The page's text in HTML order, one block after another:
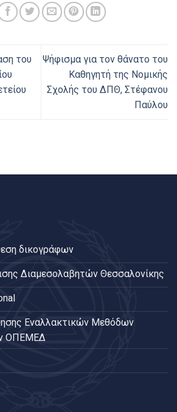
του
Ψήφισμα για τον θάνατο του
Καθηγητή της Νομικής
Σχολής του ΔΠΘ, Στέφανου
Παύλου
δικογράφων
Διαμεσολαβητών Θεσσαλονίκης
Εναλλακτικών Μεθόδων
ΟΠΕΜΕΔ